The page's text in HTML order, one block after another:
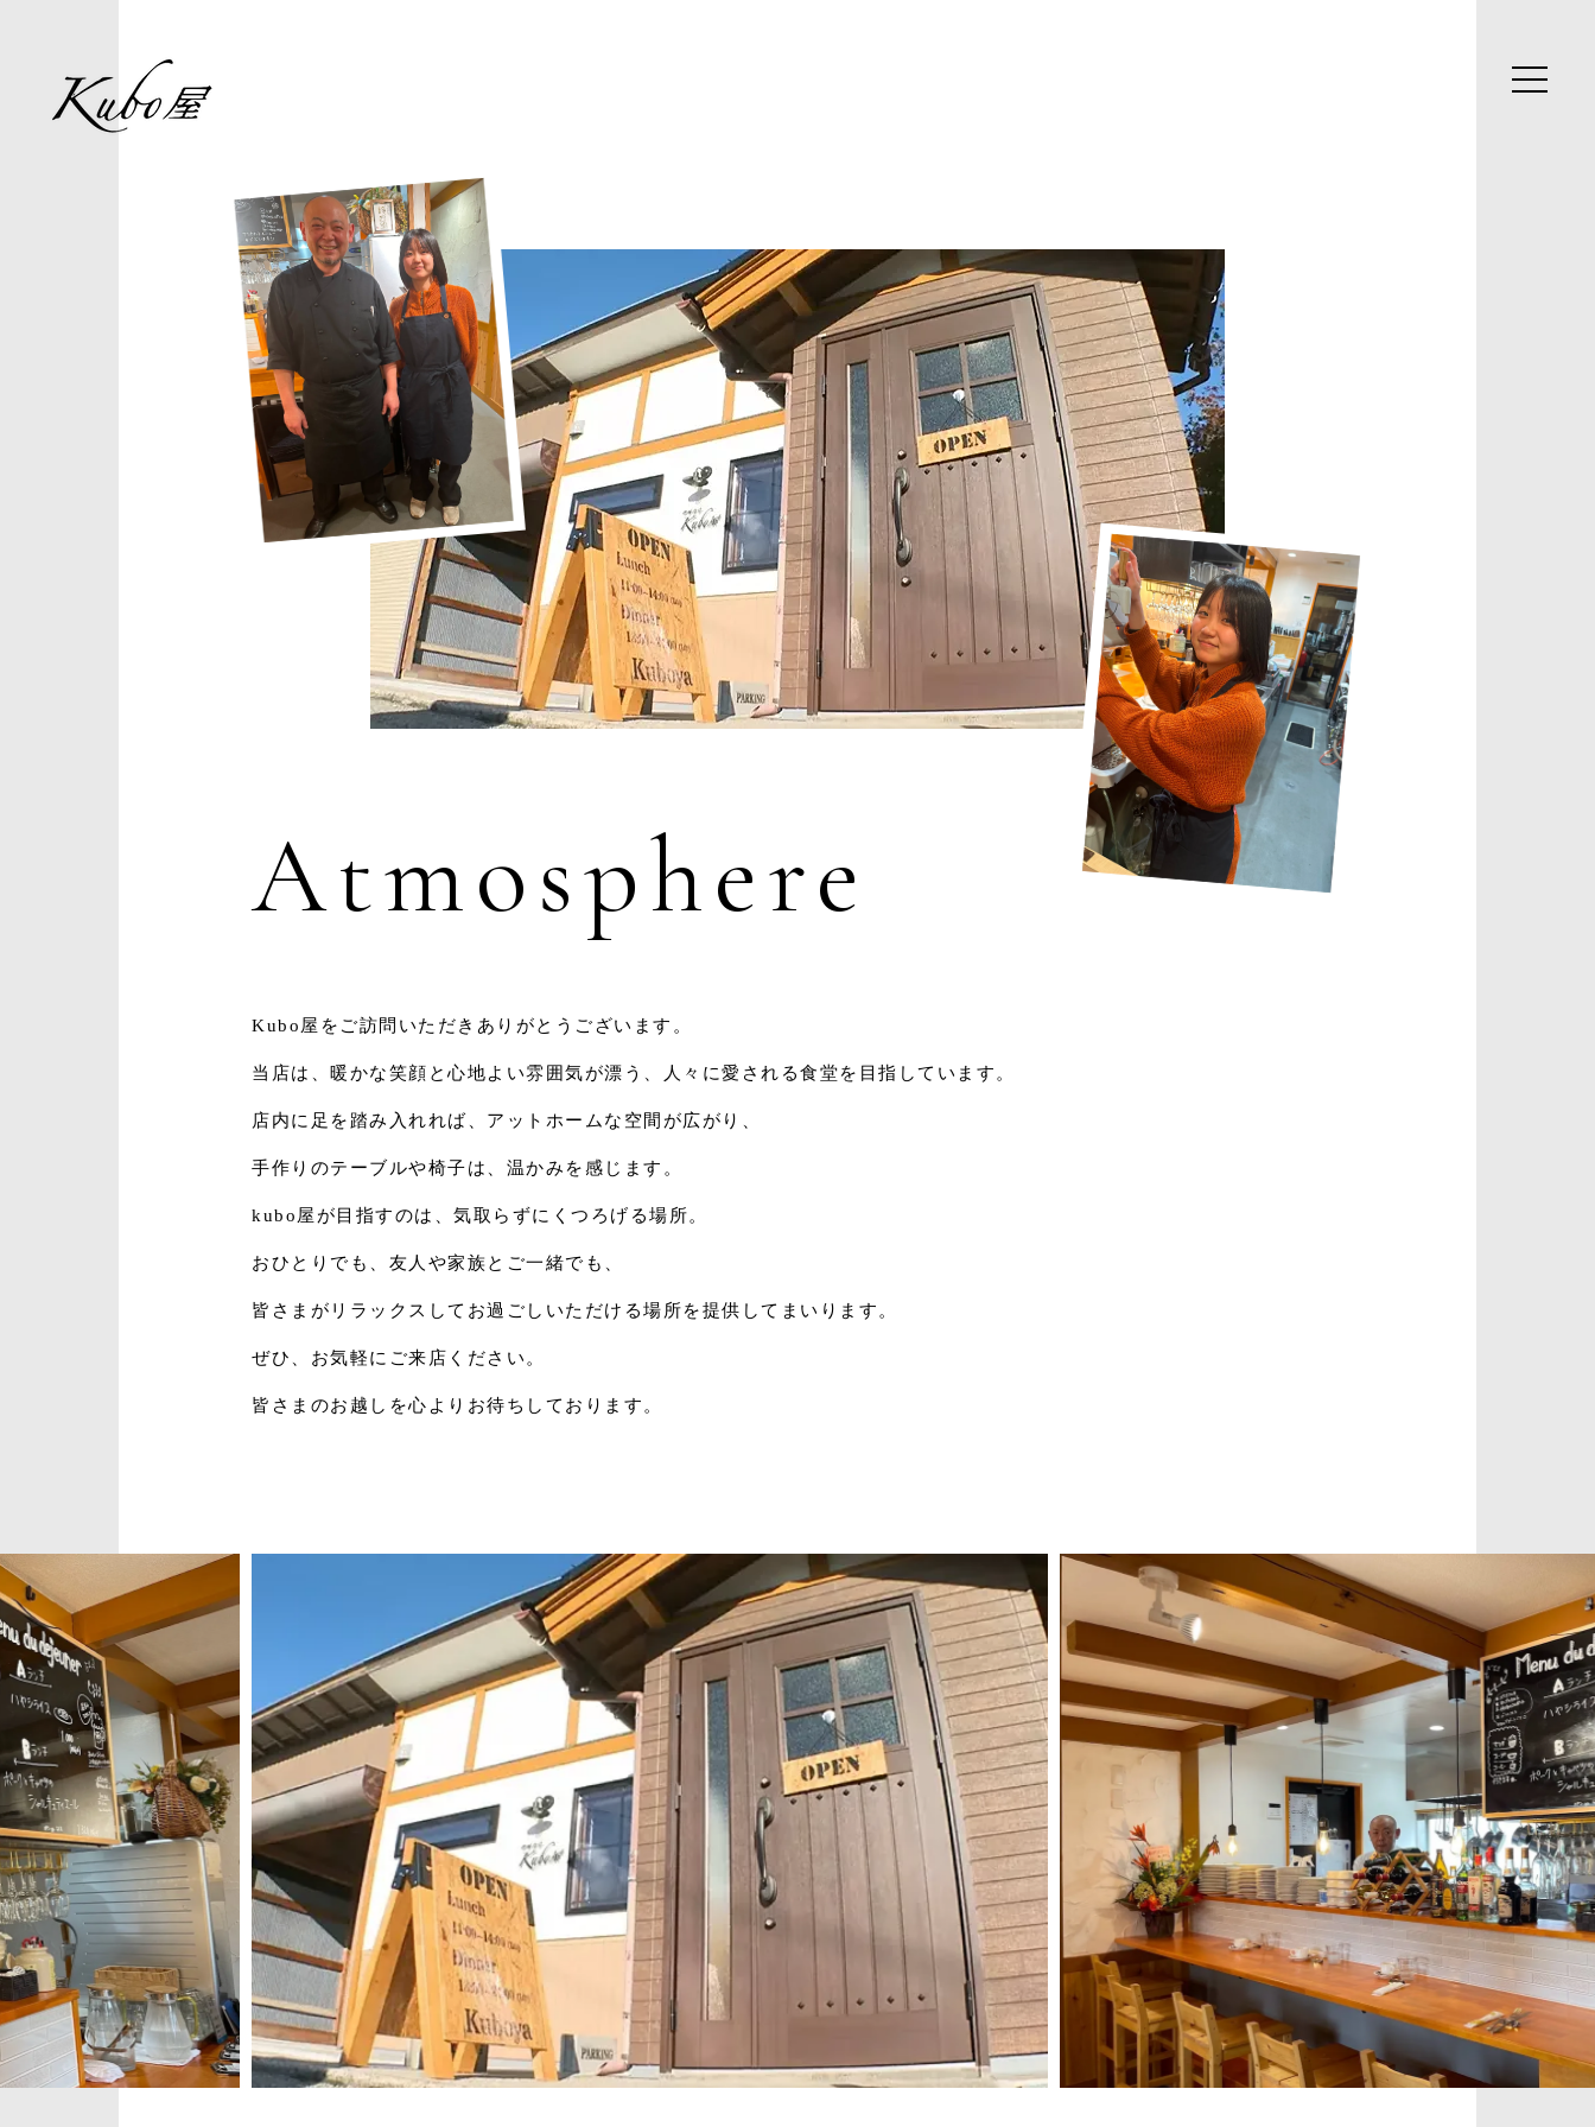
Atmosphere
Kubo屋をご訪問いただきありがとうございます。
当店は、暖かな笑顔と心地よい雰囲気が漂う、人々に愛される食堂を目指しています。
店内に足を踏み入れれば、アットホームな空間が広がり、
手作りのテーブルや椅子は、温かみを感じます。
kubo屋が目指すのは、気取らずにくつろげる場所。
おひとりでも、友人や家族とご一緒でも、
皆さまがリラックスしてお過ごしいただける場所を提供してまいります。
ぜひ、お気軽にご来店ください。
皆さまのお越しを心よりお待ちしております。